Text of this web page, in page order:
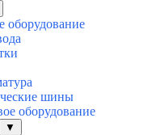
оборудование
шины
оборудование
▼